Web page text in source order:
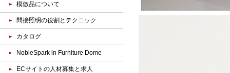
模倣品について
間接照明の役割とテクニック
カタログ
NobleSpark in Furniture Dome
ECサイトの人材募集と求人